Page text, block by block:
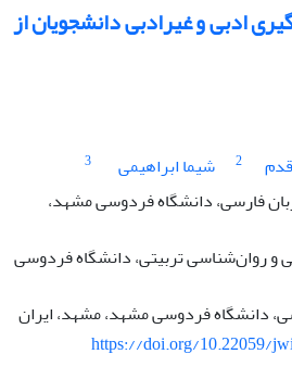
ادبی و غیرادبی دانشجویان از
2 شیما ابراهیمی
3
فارسی، دانشگاه فردوسی مشهد،
و روان‌شناسی تربیتی، دانشگاه فردوسی
دانشگاه فردوسی مشهد، مشهد، ایران
https://doi.org/10.22059/